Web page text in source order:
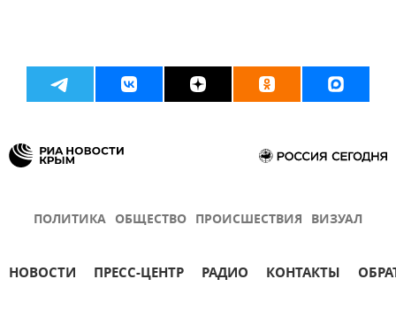
ПОЛИТИКА ОБЩЕСТВО ПРОИСШЕСТВИЯ ВИЗУАЛ
НОВОСТИ ПРЕСС-ЦЕНТР РАДИО КОНТАКТЫ